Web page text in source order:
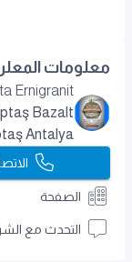
معلومات
Ernigranit
Bazalt
Antalya
الصفحة
التحدث مع